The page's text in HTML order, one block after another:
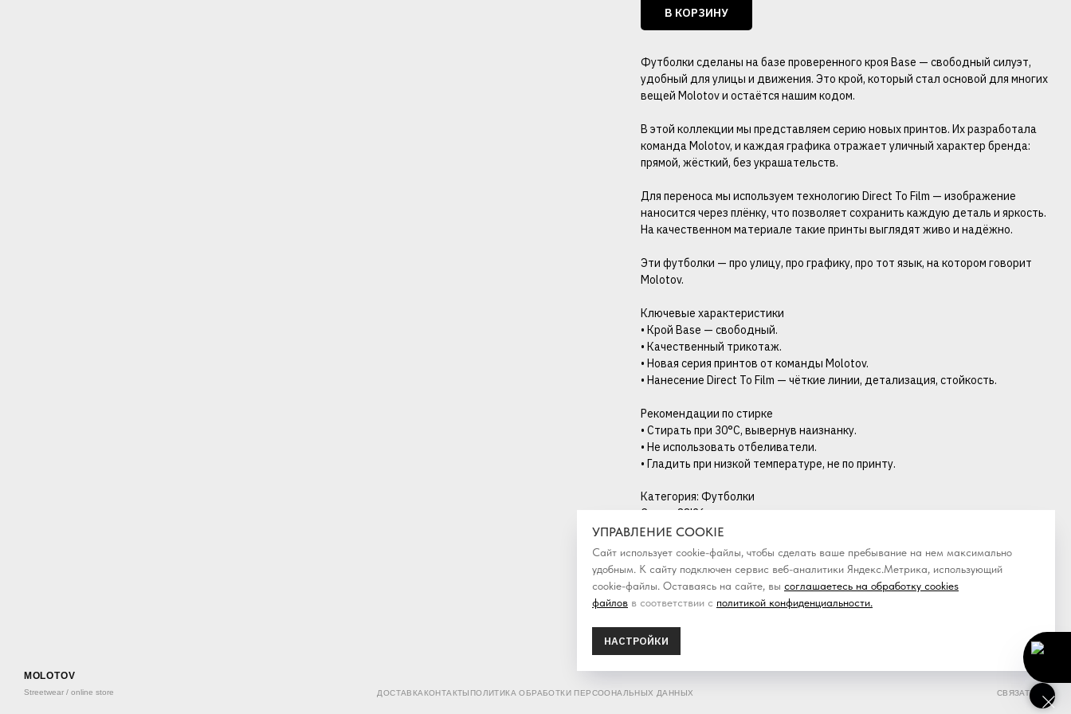
В КОРЗИНУ
Футболки сделаны на базе проверенного кроя Base — свободный силуэт,
удобный для улицы и движения. Это крой, который стал основой для многих
вещей Molotov и остаётся нашим кодом.
В этой коллекции мы представляем серию новых принтов. Их разработала
команда Molotov, и каждая графика отражает уличный характер бренда:
прямой, жёсткий, без украшательств.
Для переноса мы используем технологию Direct To Film — изображение
наносится через плёнку, что позволяет сохранить каждую деталь и яркость.
На качественном материале такие принты выглядят живо и надёжно.
Эти футболки — про улицу, про графику, про тот язык, на котором говорит
Molotov.
Ключевые характеристики
• Крой Base — свободный.
• Качественный трикотаж.
• Новая серия принтов от команды Molotov.
• Нанесение Direct To Film — чёткие линии, детализация, стойкость.
Рекомендации по стирке
• Стирать при 30°C, вывернув наизнанку.
• Не использовать отбеливатели.
• Гладить при низкой температуре, не по принту.
Категория: Футболки
Сезон: SS'26
УПРАВЛЕНИЕ COOKIE
Сайт использует cookie-файлы, чтобы сделать ваше пребывание на нем максимально
удобным. К cайту подключен сервис веб-аналитики Яндекс.Метрика, использующий
cookie-файлы. Оставаясь на сайте, вы соглашаетесь на обработку cookies
файлов в соответствии с политикой конфиденциальности.
НАСТРОЙКИ
MOLOTOV
Streetwear / online store ДОСТАВКА КОНТАКТЫ ПОЛИТИКА ОБРАБОТКИ ПЕРСООНАЛЬНЫХ ДАННЫХ СВЯЗАТЬСЯ